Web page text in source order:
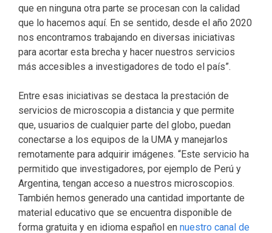
que en ninguna otra parte se procesan con la calidad
que lo hacemos aquí. En se sentido, desde el año 2020
nos encontramos trabajando en diversas iniciativas
para acortar esta brecha y hacer nuestros servicios
más accesibles a investigadores de todo el país”.
Entre esas iniciativas se destaca la prestación de
servicios de microscopia a distancia y que permite
que, usuarios de cualquier parte del globo, puedan
conectarse a los equipos de la UMA y manejarlos
remotamente para adquirir imágenes. “Este servicio ha
permitido que investigadores, por ejemplo de Perú y
Argentina, tengan acceso a nuestros microscopios.
También hemos generado una cantidad importante de
material educativo que se encuentra disponible de
forma gratuita y en idioma español en nuestro canal de